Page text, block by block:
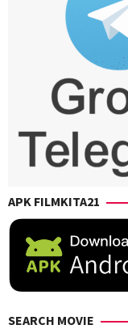
APK FILMKITA21
SEARCH MOVIE